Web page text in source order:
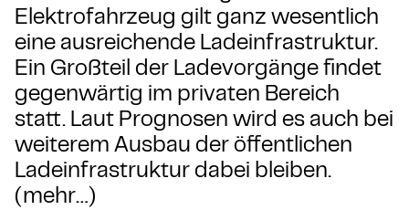
Elektrofahrzeug gilt ganz wesentlich
eine ausreichende Ladeinfrastruktur.
Ein Großteil der Ladevorgänge findet
gegenwärtig im privaten Bereich
statt. Laut Prognosen wird es auch bei
weiterem Ausbau der öffentlichen
Ladeinfrastruktur dabei bleiben.
(mehr…)